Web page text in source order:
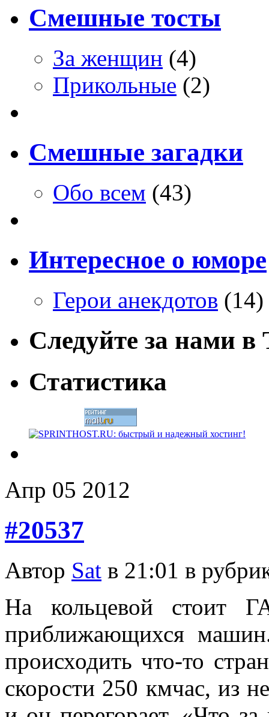
Смешные тосты
За женщин (4)
Прикольные (2)
Смешные загадки
Обо всем (43)
Интересное о юморе
Герои анекдотов (14)
Следуйте за нами
Статистика
Апр 05 2012
#20537
Автор Sat в 21:01 в
На кольцевой стоит
приближающихся
происходить что-то
скорости 250 кмчас, из